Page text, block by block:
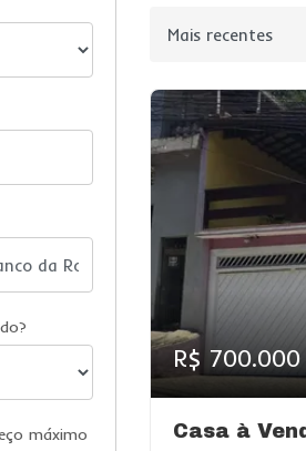
máximo
Ordenar por
R$ 700.000
Casa à